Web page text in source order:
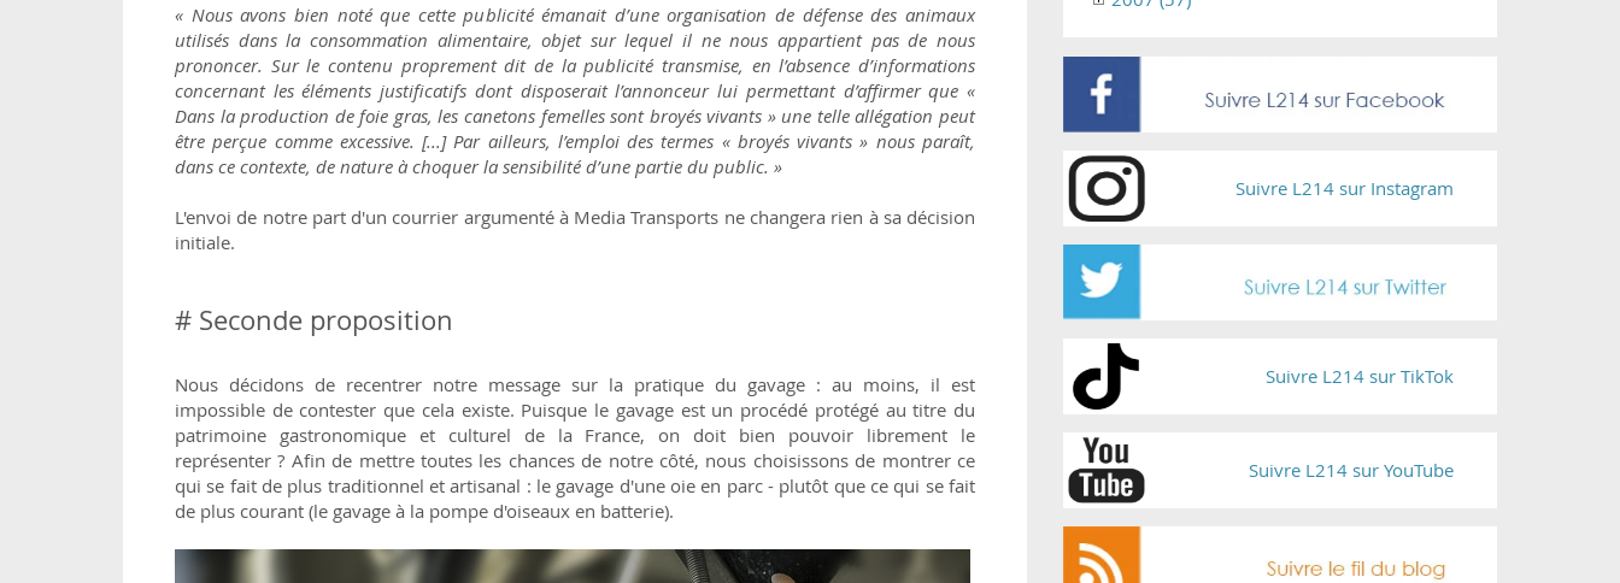
« Nous avons bien noté que cette publicité émanait d’une organisation de défense des animaux
utilisés dans la consommation alimentaire, objet sur lequel il ne nous appartient pas de nous
prononcer. Sur le contenu proprement dit de la publicité transmise, en l’absence d’informations
concernant les éléments justificatifs dont disposerait l’annonceur lui permettant d’affirmer que «
Dans la production de foie gras, les canetons femelles sont broyés vivants » une telle allégation peut
être perçue comme excessive. [...] Par ailleurs, l’emploi des termes « broyés vivants » nous paraît,
dans ce contexte, de nature à choquer la sensibilité d’une partie du public. »
L'envoi de notre part d'un courrier argumenté à Media Transports ne changera rien à sa décision
initiale.
# Seconde proposition
Nous décidons de recentrer notre message sur la pratique du gavage : au moins, il est
impossible de contester que cela existe. Puisque le gavage est un procédé protégé au titre du
patrimoine gastronomique et culturel de la France, on doit bien pouvoir librement le
représenter ? Afin de mettre toutes les chances de notre côté, nous choisissons de montrer ce
qui se fait de plus traditionnel et artisanal : le gavage d'une oie en parc - plutôt que ce qui se fait
de plus courant (le gavage à la pompe d'oiseaux en batterie).
Suivre L214 sur Instagram
Suivre L214 sur TikTok
Suivre L214 sur YouTube